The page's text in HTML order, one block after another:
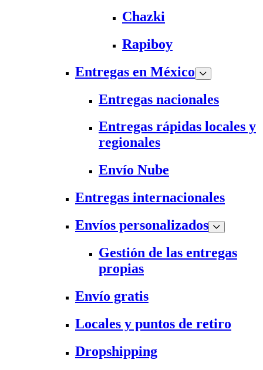
Chazki
Rapiboy
Entregas en México
Entregas nacionales
Entregas rápidas locales y
regionales
Envío Nube
Entregas internacionales
Envíos personalizados
Gestión de las entregas
propias
Envío gratis
Locales y puntos de retiro
Dropshipping